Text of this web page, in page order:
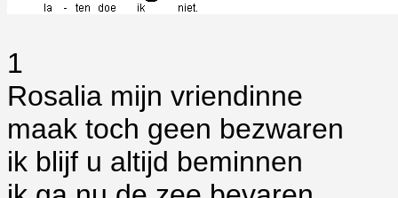
1
Rosalia mijn vriendinne
maak toch geen bezwaren
ik blijf u altijd beminnen